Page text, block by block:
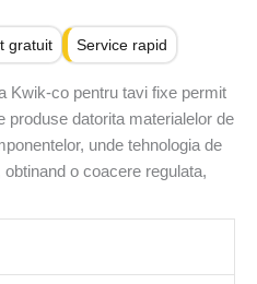
gratuit Service rapid
Kwik-co pentru tavi fixe permit
produse datorita materialelor de
unde tehnologia de
o coacere regulata,